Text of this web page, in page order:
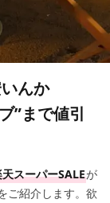
んか
”まで値引
スーパーSALEが
ご紹介します。欲